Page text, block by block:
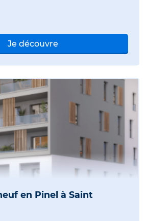
Je découvre
en Pinel à Saint